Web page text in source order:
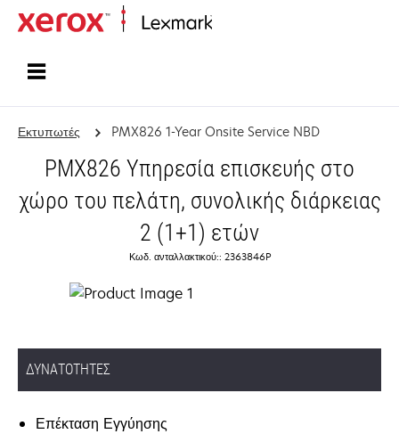
Εκτυπωτές PMX826 1-Year Onsite Service NBD
PMX826 Υπηρεσία επισκευής στο
χώρο του πελάτη, συνολικής διάρκειας
2 (1+1) ετών
Κωδ. ανταλλακτικού:: 2363846P
ΔΥΝΑΤΌΤΗΤΕΣ
Επέκταση Εγγύησης